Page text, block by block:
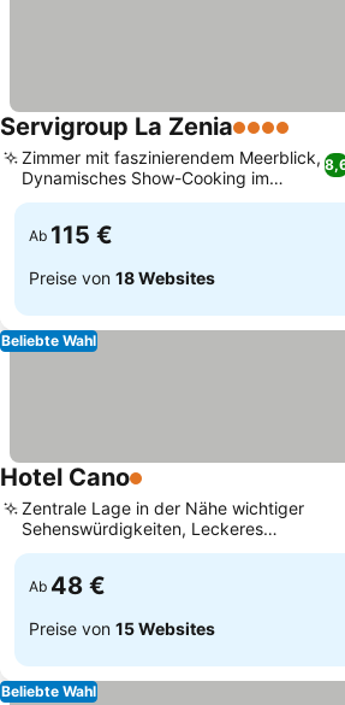
Servigroup La Zenia4 Sterne
Zimmer mit faszinierendem Meerblick,
Dynamisches Show-Cooking im
Buffetrestaurant
Ab 115 €
Preise von 18 Websites
Beliebte Wahl
Hotel Cano1 Sterne
Zentrale Lage in der Nähe wichtiger
Sehenswürdigkeiten, Leckeres
hausgemachtes Frühstück
Ab 48 €
Preise von 15 Websites
Beliebte Wahl